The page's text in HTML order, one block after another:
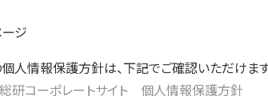
ジ
人情報保護方針は、下記でご確認いただけます
研コーポレートサイト 個人情報保護方針